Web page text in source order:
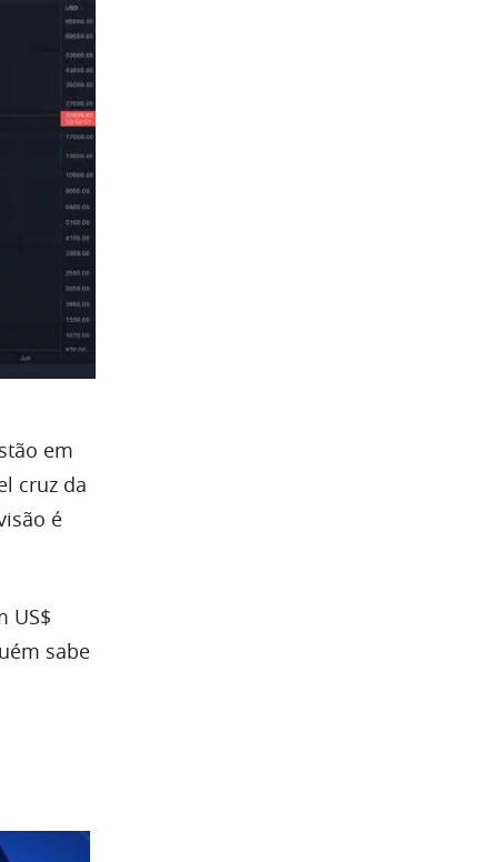
em
cruz da
é
US$
sabe